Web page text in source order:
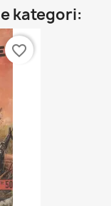
kategori:
favorite_border